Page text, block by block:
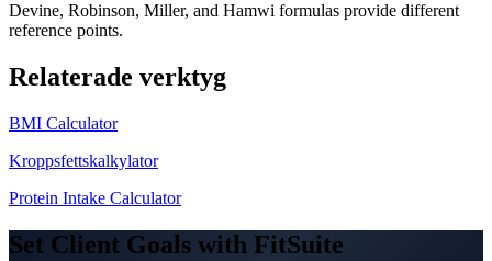
Devine, Robinson, Miller, and Hamwi formulas provide different
reference points.
Relaterade verktyg
BMI Calculator
Kroppsfettskalkylator
Protein Intake Calculator
Set Client Goals with FitSuite